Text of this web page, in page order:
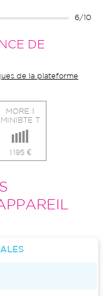
6/10
DE
de la plateforme
MORE 1
MINIBTE T
1 195 €